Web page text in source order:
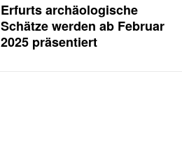
Erfurts archäologische
Schätze werden ab Februar
2025 präsentiert